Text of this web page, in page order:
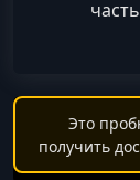
Это
получить